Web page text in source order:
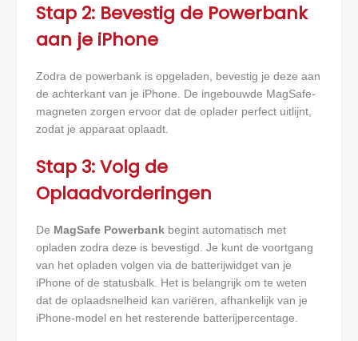
Stap 2: Bevestig de Powerbank
aan je iPhone
Zodra de powerbank is opgeladen, bevestig je deze aan
de achterkant van je iPhone. De ingebouwde MagSafe-
magneten zorgen ervoor dat de oplader perfect uitlijnt,
zodat je apparaat oplaadt.
Stap 3: Volg de
Oplaadvorderingen
De MagSafe Powerbank begint automatisch met
opladen zodra deze is bevestigd. Je kunt de voortgang
van het opladen volgen via de batterijwidget van je
iPhone of de statusbalk. Het is belangrijk om te weten
dat de oplaadsnelheid kan variëren, afhankelijk van je
iPhone-model en het resterende batterijpercentage.